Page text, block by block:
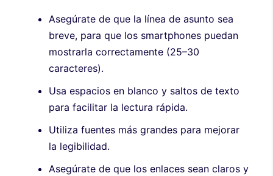
Asegúrate de que la línea de asunto sea
breve, para que los smartphones puedan
mostrarla correctamente (25–30
caracteres).
Usa espacios en blanco y saltos de texto
para facilitar la lectura rápida.
Utiliza fuentes más grandes para mejorar
la legibilidad.
Asegúrate de que los enlaces sean claros y